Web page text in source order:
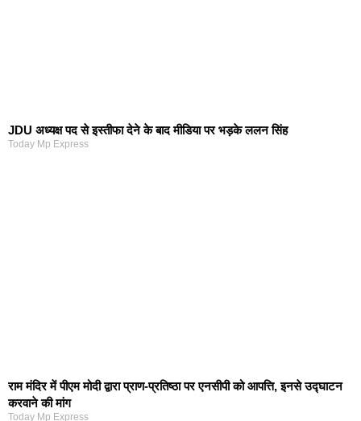
JDU अध्यक्ष पद से इस्तीफा देने के बाद मीडिया पर भड़के ललन सिंह
Today Mp Express
राम मंदिर में पीएम मोदी द्वारा प्राण-प्रतिष्ठा पर एनसीपी को आपत्ति, इनसे उद्घाटन
करवाने की मांग
Today Mp Express